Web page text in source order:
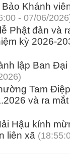
Khánh
- 07/06/
Phật đản và
kỳ 2026-
lập Ban
Tam
và ra
Hậu kính
liên xã